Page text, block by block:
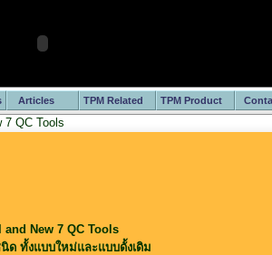
Articles TPM Related TPM Product
7 QC Tools
New 7 QC Tools
ด ทั้งแบบใหม่และแบบดั้งเดิม